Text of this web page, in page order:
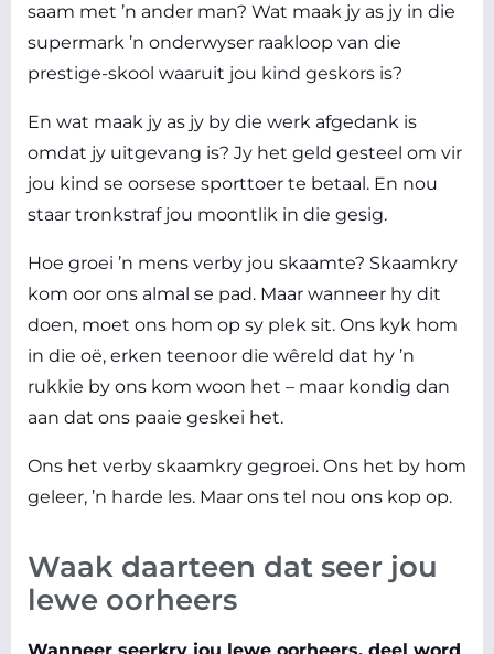
saam met ’n ander man? Wat maak jy as jy in die
supermark ’n onderwyser raakloop van die
prestige-skool waaruit jou kind geskors is?
En wat maak jy as jy by die werk afgedank is
omdat jy uitgevang is? Jy het geld gesteel om vir
jou kind se oorsese sporttoer te betaal. En nou
staar tronkstraf jou moontlik in die gesig.
Hoe groei ’n mens verby jou skaamte? Skaamkry
kom oor ons almal se pad. Maar wanneer hy dit
doen, moet ons hom op sy plek sit. Ons kyk hom
in die oë, erken teenoor die wêreld dat hy ’n
rukkie by ons kom woon het – maar kondig dan
aan dat ons paaie geskei het.
Ons het verby skaamkry gegroei. Ons het by hom
geleer, ’n harde les. Maar ons tel nou ons kop op.
Waak daarteen dat seer jou
lewe oorheers